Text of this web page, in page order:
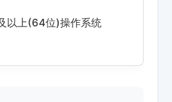
以上(64位)操作系统